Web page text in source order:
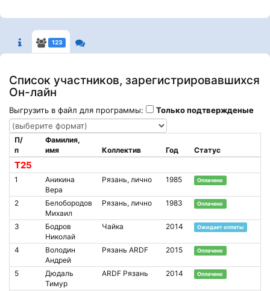
123
Список участников, зарегистрировавшихся
Он-лайн
Выгрузить в файл для программы: Только подтвержденые
Т25
П/
п
Фамилия,
имя
Коллектив Год Статус
1
Аникина
Вера
Рязань, лично 1985 Оплачено
2
Белобородов
Михаил
Рязань, лично 1983 Оплачено
3
Бодров
Николай
Чайка 2014 Ожидает оплаты
4
Володин
Андрей
Рязань ARDF 2015 Оплачено
5
Дюдаль
Тимур
ARDF Рязань 2014 Оплачено